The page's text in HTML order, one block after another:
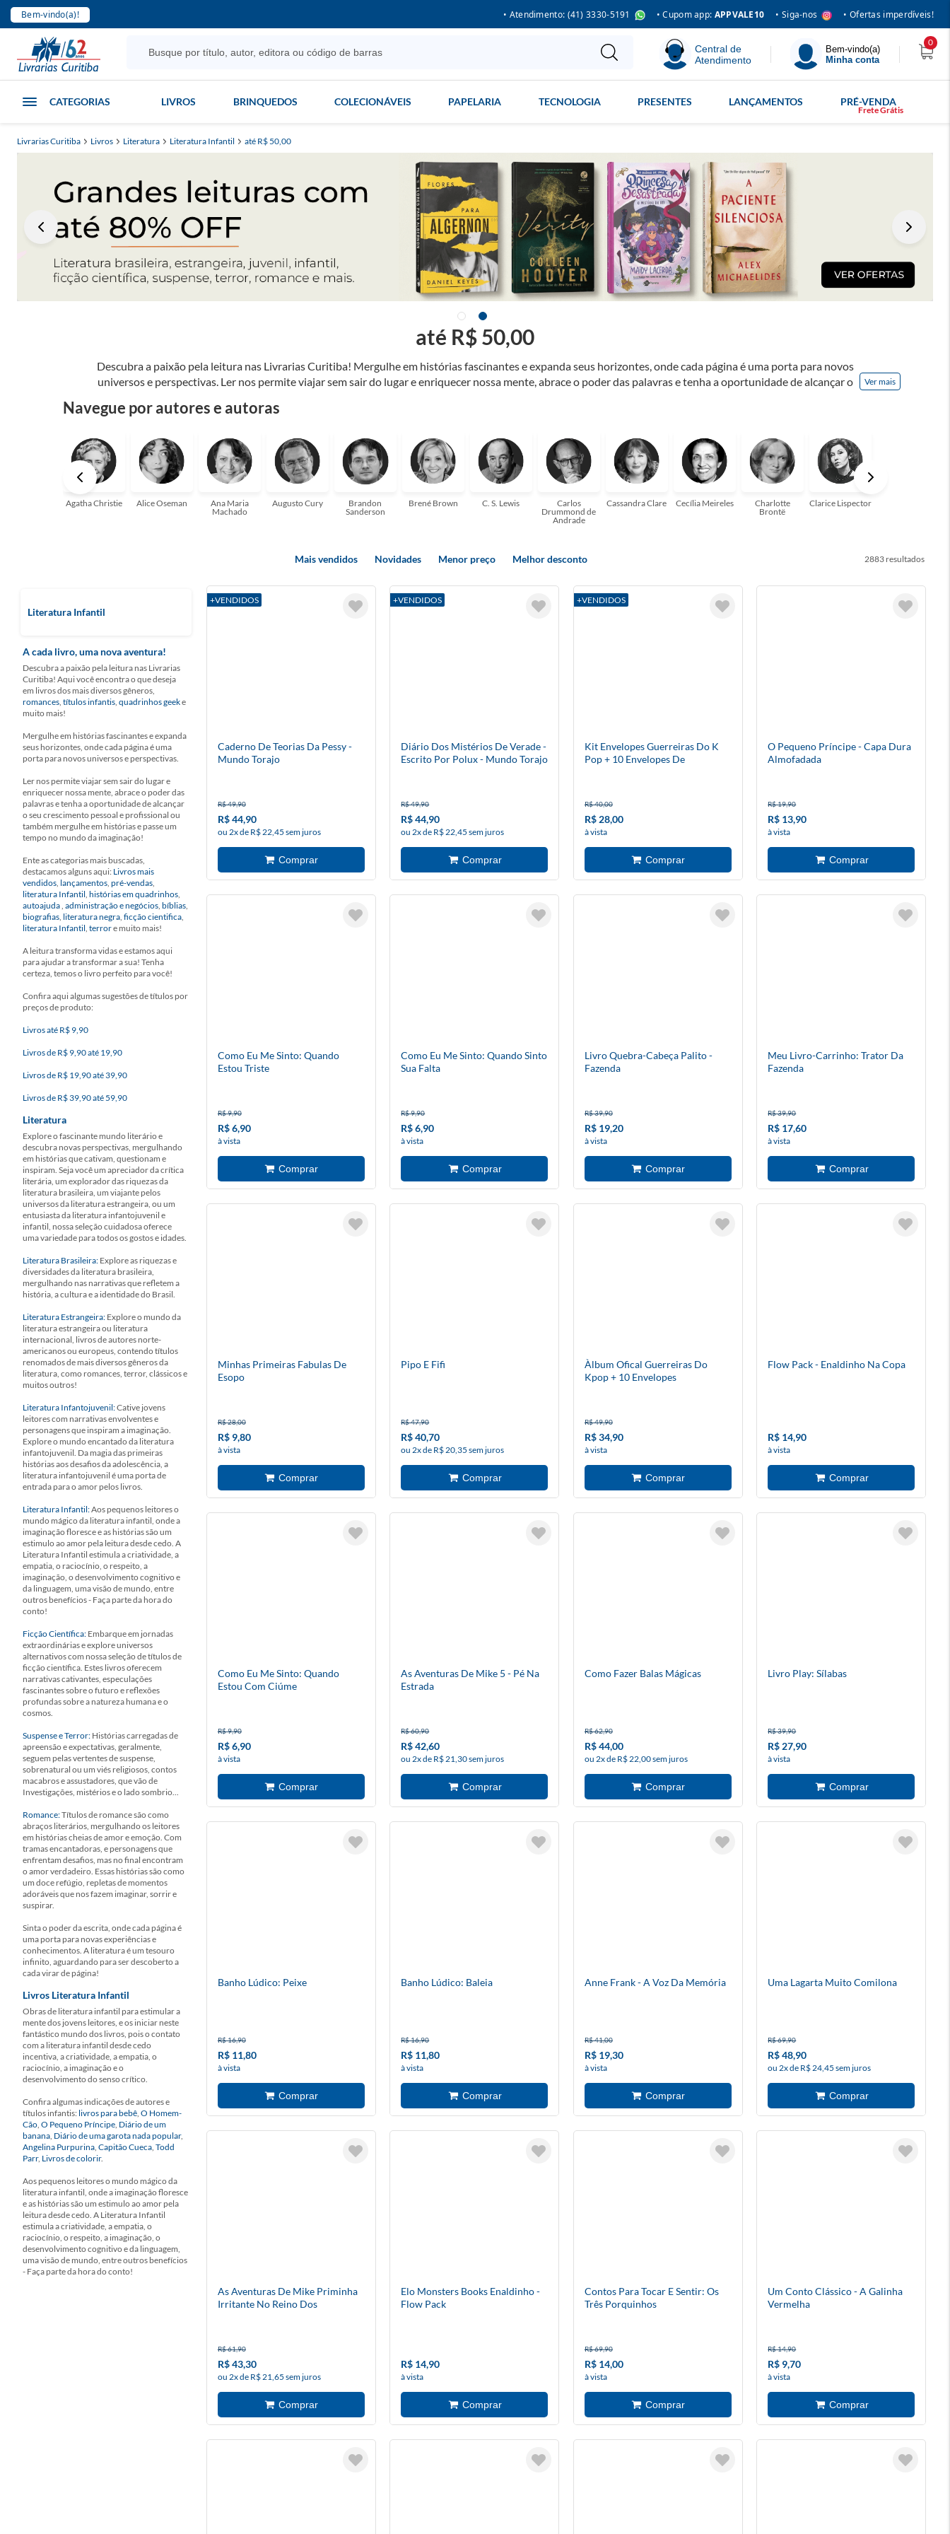
Bem-vindo(a)! • Atendimento: (41) 3330-5191 • Cupom app: APPVALE10 • Siga-nos • Ofertas imperdíveis!
Central de
Atendimento
Bem-vindo(a)
Minha conta
0
CATEGORIAS LIVROS BRINQUEDOS COLECIONÁVEIS PAPELARIA TECNOLOGIA PRESENTES LANÇAMENTOS PRÉ-VENDA
Livrarias Curitiba Livros Literatura Literatura Infantil até R$ 50,00
Descubra a paixão pela leitura nas Livrarias Curitiba! Mergulhe em histórias fascinantes e expanda seus horizontes, onde cada página é uma porta para novos
universos e perspectivas. Ler nos permite viajar sem sair do lugar e enriquecer nossa mente, abrace o poder das palavras e tenha a oportunidade de alcançar o
aqui para ajudar a transformar a sua! Tenha certeza, temos o livro perfeito para você!
Ver mais
até R$ 50,00
Navegue por autores e autoras
Agatha Christie Alice Oseman
Ana Maria
Machado
Augusto Cury
Brandon
Sanderson
Brené Brown C. S. Lewis
Carlos
Drummond de
Andrade
Cassandra Clare Cecília Meireles
Charlotte
Brontë
Clarice Lispector
Mais vendidos Novidades Menor preço Melhor desconto 2883
Literatura Infantil
A cada livro, uma nova aventura!
Descubra a paixão pela leitura nas Livrarias
Curitiba! Aqui você encontra o que deseja
em livros dos mais diversos gêneros,
romances, títulos infantis, quadrinhos geeke
muito mais!
Mergulhe em histórias fascinantes e expanda
seus horizontes, onde cada página é uma
porta para novos universos e perspectivas.
Ler nos permite viajar sem sair do lugar e
enriquecer nossa mente, abrace o poder das
palavras e tenha a oportunidade de alcançar
o seu crescimento pessoal e profissional ou
também mergulhe em histórias e passe um
tempo no mundo da imaginação!
Ente as categorias mais buscadas,
destacamos alguns aqui: Livros mais
vendidos, lançamentos, pré-vendas,
literatura Infantil, histórias em quadrinhos,
autoajuda, administração e negócios, bíblias,
biografias, literatura negra, ficção cientifica,
literatura Infantil, terrore muito mais!
A leitura transforma vidas e estamos aqui
para ajudar a transformar a sua! Tenha
certeza, temos o livro perfeito para você!
Confira aqui algumas sugestões de títulos por
preços de produto:
Livros até R$ 9,90
Livros de R$ 9,90 até 19,90
Livros de R$ 19,90 até 39,90
Livros de R$ 39,90 até 59,90
Literatura
Explore o fascinante mundo literário e
descubra novas perspectivas, mergulhando
em histórias que cativam, questionam e
inspiram. Seja você um apreciador da crítica
literária, um explorador das riquezas da
literatura brasileira, um viajante pelos
universos da literatura estrangeira, ou um
entusiasta da literatura infantojuvenil e
infantil, nossa seleção cuidadosa oferece
uma variedade para todos os gostos e idades.
Literatura Brasileira: Explore as riquezas e
diversidades da literatura brasileira,
mergulhando nas narrativas que refletem a
história, a cultura e a identidade do Brasil.
Literatura Estrangeira: Explore o mundo da
literatura estrangeira ou literatura
internacional, livros de autores norte-
americanos ou europeus, contendo títulos
renomados de mais diversos gêneros da
literatura, como romances, terror, clássicos e
muitos outros!
Literatura Infantojuvenil:Cative jovens
leitores com narrativas envolventes e
personagens que inspiram a imaginação.
Explore o mundo encantado da literatura
infantojuvenil. Da magia das primeiras
histórias aos desafios da adolescência, a
literatura infantojuvenil é uma porta de
entrada para o amor pelos livros.
Literatura Infantil:Aos pequenos leitores o
mundo mágico da literatura infantil, onde a
imaginação floresce e as histórias são um
estimulo ao amor pela leitura desde cedo. A
Literatura Infantil estimula a criatividade, a
empatia, o raciocínio, o respeito, a
imaginação, o desenvolvimento cognitivo e
da linguagem, uma visão de mundo, entre
outros benefícios - Faça parte da hora do
conto!
Ficção Científica: Embarque em jornadas
extraordinárias e explore universos
alternativos com nossa seleção de títulos de
ficção científica. Estes livros oferecem
narrativas cativantes, especulações
fascinantes sobre o futuro e reflexões
profundas sobre a natureza humana e o
cosmos.
Suspense e Terror: Histórias carregadas de
apreensão e expectativas, geralmente,
seguem pelas vertentes de suspense,
sobrenatural ou um viés religiosos, contos
macabros e assustadores, que vão de
Investigações, mistérios e o lado sombrio...
Romance:Títulos de romance são como
abraços literários, mergulhando os leitores
em histórias cheias de amor e emoção. Com
tramas encantadoras, e personagens que
enfrentam desafios, mas no final encontram
o amor verdadeiro. Essas histórias são como
um doce refúgio, repletas de momentos
adoráveis que nos fazem imaginar, sorrir e
suspirar.
Sinta o poder da escrita, onde cada página é
uma porta para novas experiências e
conhecimentos. A literatura é um tesouro
infinito, aguardando para ser descoberto a
cada virar de página!
Livros Literatura Infantil
Obras de literatura infantil para estimular a
mente dos jovens leitores, e os iniciar neste
fantástico mundo dos livros, pois o contato
com a literatura infantil desde cedo
incentiva, a criatividade, a empatia, o
raciocínio, a imaginação e o
desenvolvimento do senso crítico.
Confira algumas indicações de autores e
títulos infantis: livros para bebê, O Homem-
Cão, O Pequeno Príncipe, Diário de um
banana, Diário de uma garota nada popular,
Angelina Purpurina, Capitão Cueca, Todd
Parr, Livros de colorir.
Aos pequenos leitores o mundo mágico da
literatura infantil, onde a imaginação floresce
e as histórias são um estimulo ao amor pela
leitura desde cedo. A Literatura Infantil
estimula a criatividade, a empatia, o
raciocínio, o respeito, a imaginação, o
desenvolvimento cognitivo e da linguagem,
uma visão de mundo, entre outros benefícios
- Faça parte da hora do conto!
+VENDIDOS
Caderno De Teorias Da Pessy -
Mundo Torajo
R$ 49,90
R$ 44,90
ou 2x de R$ 22,45 sem juros
+VENDIDOS
Diário Dos Mistérios De Verade -
Escrito Por Polux - Mundo Torajo
R$ 49,90
R$ 44,90
ou 2x de R$ 22,45 sem juros
+VENDIDOS
Kit Envelopes Guerreiras Do K
Pop + 10 Envelopes De
R$ 40,00
R$ 28,00
à vista
O Pequeno Príncipe - Capa Dura
Almofadada
R$ 19,90
R$ 13,90
à vista
Como Eu Me Sinto: Quando
Estou Triste
R$ 9,90
R$ 6,90
à vista
Como Eu Me Sinto: Quando Sinto
Sua Falta
R$ 9,90
R$ 6,90
à vista
Livro Quebra-Cabeça Palito -
Fazenda
R$ 39,90
R$ 19,20
à vista
Meu Livro-Carrinho: Trator Da
Fazenda
R$ 39,90
R$ 17,60
à vista
Minhas Primeiras Fabulas De
Esopo
R$ 28,00
R$ 9,80
à vista
Pipo E Fifi
R$ 47,90
R$ 40,70
ou 2x de R$ 20,35 sem juros
Àlbum Ofical Guerreiras Do
Kpop + 10 Envelopes
R$ 49,90
R$ 34,90
à vista
Flow Pack - Enaldinho Na Copa
R$ 14,90
à vista
Como Eu Me Sinto: Quando
Estou Com Ciúme
R$ 9,90
R$ 6,90
à vista
As Aventuras De Mike 5 - Pé Na
Estrada
R$ 60,90
R$ 42,60
ou 2x de R$ 21,30 sem juros
Como Fazer Balas Mágicas
R$ 62,90
R$ 44,00
ou 2x de R$ 22,00 sem juros
Livro Play: Sílabas
R$ 39,90
R$ 27,90
à vista
Banho Lúdico: Peixe
R$ 16,90
R$ 11,80
à vista
Banho Lúdico: Baleia
R$ 16,90
R$ 11,80
à vista
Anne Frank - A Voz Da Memória
R$ 41,00
R$ 19,30
à vista
Uma Lagarta Muito Comilona
R$ 69,90
R$ 48,90
ou 2x de R$ 24,45 sem juros
As Aventuras De Mike Priminha
Irritante No Reino Dos
R$ 61,90
R$ 43,30
ou 2x de R$ 21,65 sem juros
Elo Monsters Books Enaldinho -
Flow Pack
R$ 14,90
à vista
Contos Para Tocar E Sentir: Os
Três Porquinhos
R$ 69,90
R$ 14,00
à vista
Um Conto Clássico - A Galinha
Vermelha
R$ 14,90
R$ 9,70
à vista